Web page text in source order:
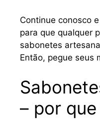
Continue conosco
para que qualquer
sabonetes
Então, pegue seus
– por